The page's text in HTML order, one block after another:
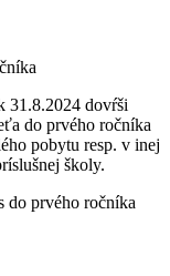
31.8.2024 dovŕši
do prvého ročníka
pobytu resp. v inej
školy.
do prvého ročníka